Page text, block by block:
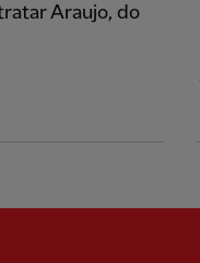
Araujo, do